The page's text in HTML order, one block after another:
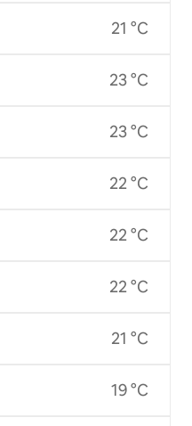
21 °C
23 °C
23 °C
22 °C
22 °C
22 °C
21 °C
19 °C